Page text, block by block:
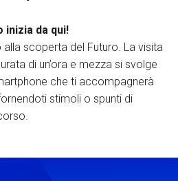
inizia da qui!
scoperta del Futuro. La visita
di un’ora e mezza si svolge
che ti accompagnerà
stimoli o spunti di